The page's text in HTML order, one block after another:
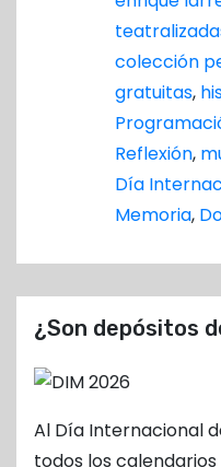
colección
gratuitas,
Reflexión,
Día
Memoria,
¿Son depósitos
Al Día Internacional
todos los